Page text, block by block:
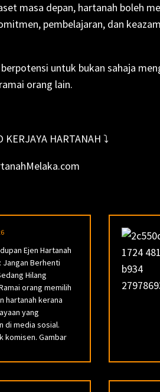
masa depan, hartanah boleh
pembelajaran, dan
untuk bukan sahaja
orang lain.
HARTANAH ⤵️
Ejen Hartanah
Jangan Berhenti
Hilang
orang memilih
hartanah kerana
yang
di media sosial.
komisen. Gambar